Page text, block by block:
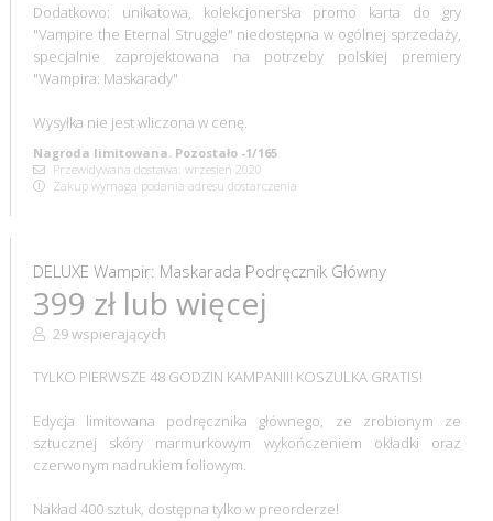
Dodatkowo: unikatowa, kolekcjonerska promo karta do gry
"Vampire the Eternal Struggle" niedostępna w ogólnej sprzedaży,
specjalnie zaprojektowana na potrzeby polskiej premiery
"Wampira: Maskarady"
Wysyłka nie jest wliczona w cenę.
Nagroda limitowana. Pozostało -1/165
Przewidywana dostawa: wrzesień 2020
Zakup wymaga podania adresu dostarczenia
DELUXE Wampir: Maskarada Podręcznik Główny
399 zł lub więcej
29 wspierających
TYLKO PIERWSZE 48 GODZIN KAMPANII! KOSZULKA GRATIS!
Edycja limitowana podręcznika głównego, ze zrobionym ze
sztucznej skóry marmurkowym wykończeniem okładki oraz
czerwonym nadrukiem foliowym.
Nakład 400 sztuk, dostępna tylko w preorderze!